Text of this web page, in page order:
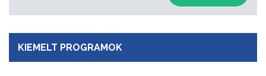
KIEMELT PROGRAMOK